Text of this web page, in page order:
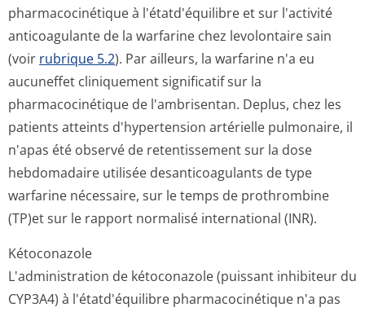
pharmacocinétique à l'étatd'équilibre et sur l'activité
anticoagulante de la warfarine chez levolontaire sain
(voir rubrique 5.2). Par ailleurs, la warfarine n'a eu
aucuneffet cliniquement significatif sur la
pharmacocinétique de l'ambrisentan. Deplus, chez les
patients atteints d'hypertension artérielle pulmonaire, il
n'apas été observé de retentissement sur la dose
hebdomadaire utilisée desanticoagulants de type
warfarine nécessaire, sur le temps de prothrombine
(TP)et sur le rapport normalisé international (IN­R).
Kétoconazole
L'administration de kétoconazole (puissant inhibiteur du
CYP3A4) à l'étatd'équilibre pharmacocinétique n'a pas